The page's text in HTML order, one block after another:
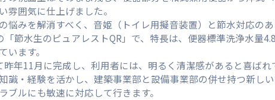
雰囲気に仕上げました。
悩みを解消すべく、音姫（トイレ用擬音装置）と節水対応のあ
「節水生のピュアレストQR」で、特長は、便器標準洗浄水量
います。
年11月に完成し、利用者には、明るく清潔感があると喜ばれ
識・経験を活かし、建築事業部と設備事業部の併せ持つ新し
ブルにも敏速に対応して行きます。